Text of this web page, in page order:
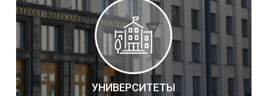
УНИВЕРСИТЕТЫ